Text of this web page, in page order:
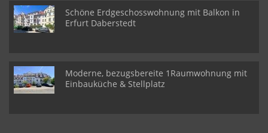
Schöne Erdgeschosswohnung mit Balkon in
Erfurt Daberstedt
Moderne, bezugsbereite 1Raumwohnung mit
Einbauküche & Stellplatz